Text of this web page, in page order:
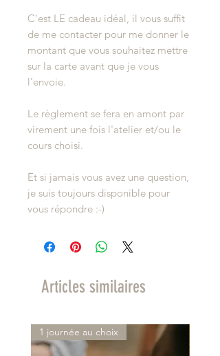
C'est LE cadeau idéal, il vous suffit
de me contacter pour me donner le
montant que vous souhaitez mettre
sur la carte avant que je vous
l'envoie.
Le règlement se fera en amont par
virement une fois l'atelier et/ou le
cours choisi.
Et si jamais vous avez une question,
je suis toujours disponible pour
vous répondre :-)
Articles similaires
1 journée au choix